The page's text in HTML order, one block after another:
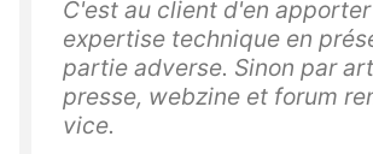
C'est au client d'en
expertise technique en
partie adverse. Sinon par
presse, webzine et forum
vice.